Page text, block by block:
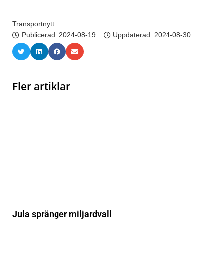
Transportnytt
Publicerad: 2024-08-19 Uppdaterad: 2024-08-30
Fler artiklar
Jula spränger miljardvall